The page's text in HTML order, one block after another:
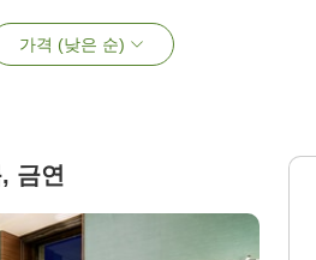
가격 (낮은 순)
금연